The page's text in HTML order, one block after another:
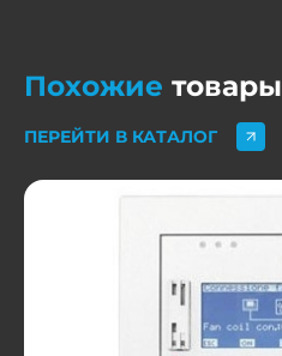
Похожие товары
ПЕРЕЙТИ В КАТАЛОГ